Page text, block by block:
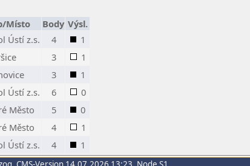
Místo Body Výsl.
Ústí z.s. 4
1
3
1
3
1
Ústí z.s. 6
0
Město 5
0
Město 4
1
Ústí z.s. 4 1